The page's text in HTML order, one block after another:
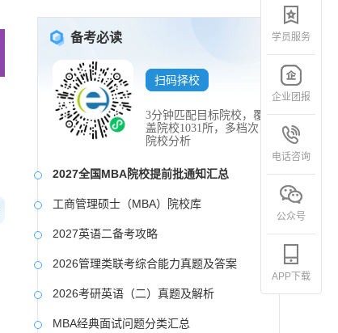
备考必读
扫码择校
3分钟匹配目标院校，覆
盖院校1031所，多档次
院校分析
2027全国MBA院校提前批通知汇总
工商管理硕士（MBA）院校库
2027英语二备考攻略
2026管理类联考综合能力真题及答案
2026考研英语（二）真题及解析
MBA经典面试问题分类汇总
学员服务
企业团报
电话咨询
公众号
APP下载